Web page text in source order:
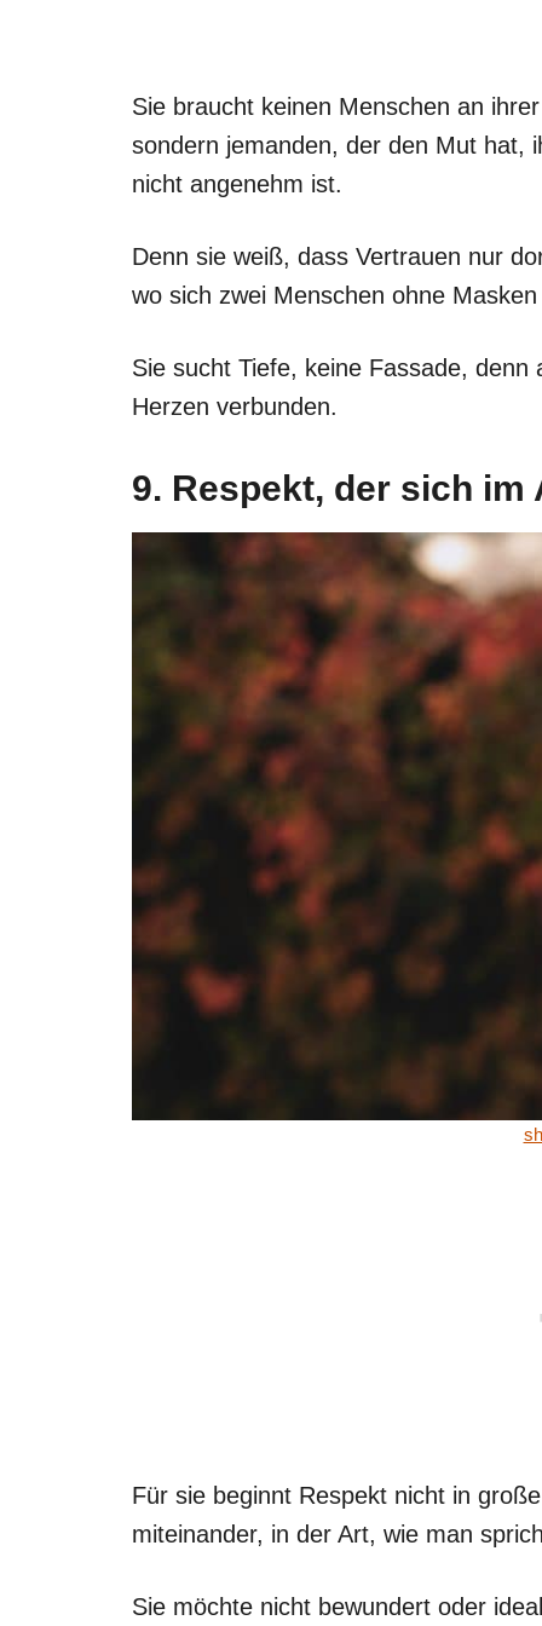
Sie braucht keinen Menschen an
sondern jemanden, der den Mut hat,
nicht angenehm ist.
Denn sie weiß, dass Vertrauen nur
wo sich zwei Menschen ohne
Sie sucht Tiefe, keine Fassade,
Herzen verbunden.
9. Respekt, der sich im
Für sie beginnt Respekt nicht in
miteinander, in der Art, wie man
Sie möchte nicht bewundert oder